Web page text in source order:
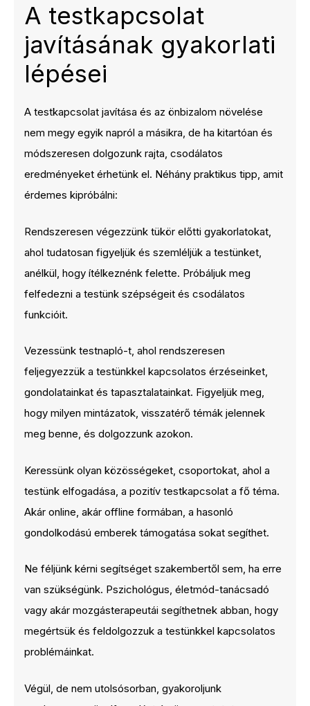
A testkapcsolat
javításának gyakorlati
lépései
A testkapcsolat javítása és az önbizalom növelése
nem megy egyik napról a másikra, de ha kitartóan és
módszeresen dolgozunk rajta, csodálatos
eredményeket érhetünk el. Néhány praktikus tipp, amit
érdemes kipróbálni:
Rendszeresen végezzünk tükör előtti gyakorlatokat,
ahol tudatosan figyeljük és szemléljük a testünket,
anélkül, hogy ítélkeznénk felette. Próbáljuk meg
felfedezni a testünk szépségeit és csodálatos
funkcióit.
Vezessünk testnapló-t, ahol rendszeresen
feljegyezzük a testünkkel kapcsolatos érzéseinket,
gondolatainkat és tapasztalatainkat. Figyeljük meg,
hogy milyen mintázatok, visszatérő témák jelennek
meg benne, és dolgozzunk azokon.
Keressünk olyan közösségeket, csoportokat, ahol a
testünk elfogadása, a pozitív testkapcsolat a fő téma.
Akár online, akár offline formában, a hasonló
gondolkodású emberek támogatása sokat segíthet.
Ne féljünk kérni segítséget szakembertől sem, ha erre
van szükségünk. Pszichológus, életmód-tanácsadó
vagy akár mozgásterapeutái segíthetnek abban, hogy
megértsük és feldolgozzuk a testünkkel kapcsolatos
problémáinkat.
Végül, de nem utolsósorban, gyakoroljunk